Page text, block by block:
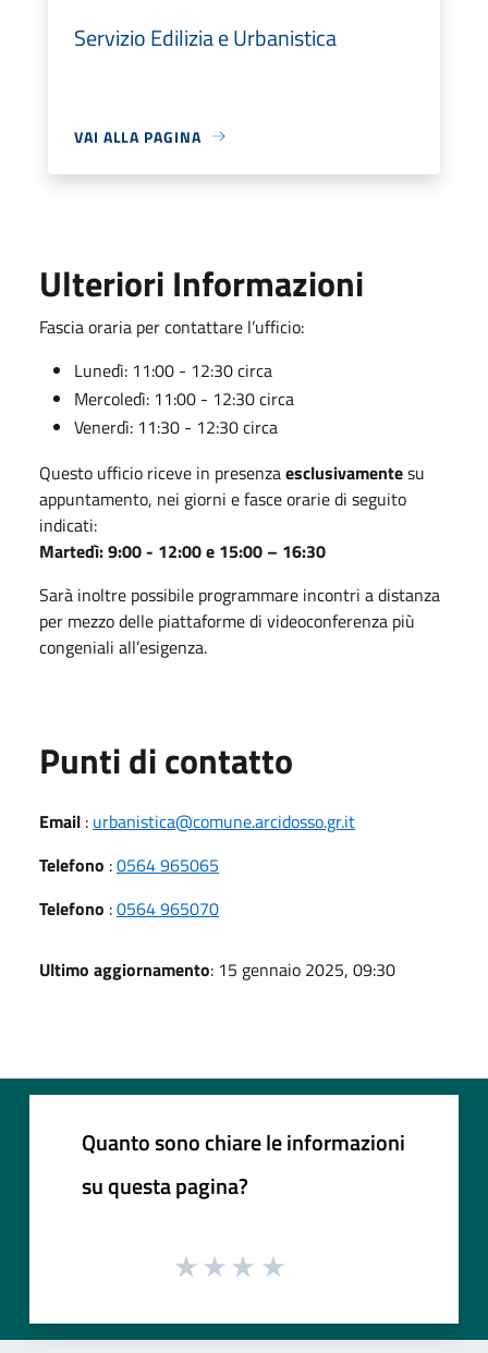
Servizio Edilizia e Urbanistica
VAI ALLA PAGINA
Ulteriori Informazioni
Fascia oraria per contattare l’ufficio:
Lunedì: 11:00 - 12:30 circa
Mercoledì: 11:00 - 12:30 circa
Venerdì: 11:30 - 12:30 circa
Questo ufficio riceve in presenzaesclusivamentesu
appuntamento, nei giorni e fasce orarie di seguito
indicati:
Martedì: 9:00 - 12:00 e 15:00 – 16:30
Sarà inoltre possibile programmare incontri a distanza
per mezzo delle piattaforme di videoconferenza più
congeniali all’esigenza.
Punti di contatto
Email : urbanistica@comune.arcidosso.gr.it
Telefono :0564 965065
Telefono :0564 965070
Ultimo aggiornamento: 15 gennaio 2025, 09:30
Quanto sono chiare le informazioni
su questa pagina?